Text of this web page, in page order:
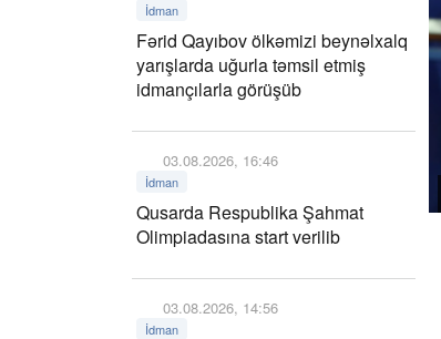
İdman
Fərid Qayıbov ölkəmizi beynəlxalq
yarışlarda uğurla təmsil etmiş
idmançılarla görüşüb
03.08.2026, 16:46
İdman
Qusarda Respublika Şahmat
Olimpiadasına start verilib
03.08.2026, 14:56
İdman